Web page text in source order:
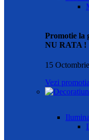
Promotie la
NU RATA !
15
Vezi promotia